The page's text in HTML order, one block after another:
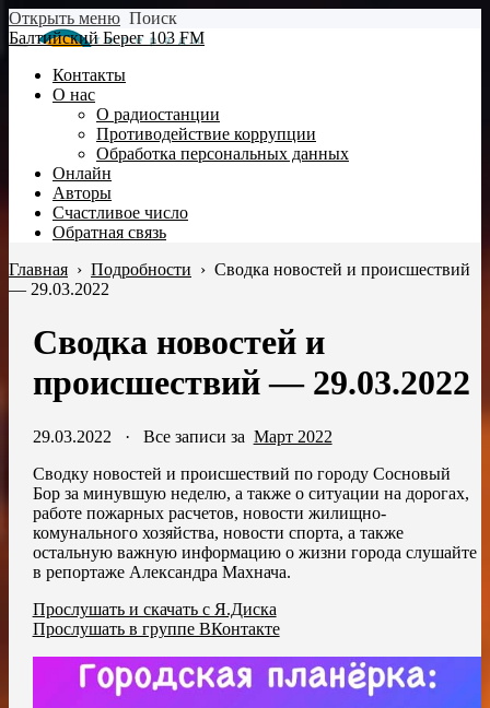
Открыть меню Поиск
Балтийский Берег 103 FM
Контакты
О нас
О радиостанции
Противодействие коррупции
Обработка персональных данных
Онлайн
Авторы
Счастливое число
Обратная связь
Главная › Подробности › Сводка новостей и происшествий
— 29.03.2022
Сводка новостей и
происшествий — 29.03.2022
29.03.2022 · Все записи за Март 2022
Сводку новостей и происшествий по городу Сосновый
Бор за минувшую неделю, а также о ситуации на дорогах,
работе пожарных расчетов, новости жилищно-
комунального хозяйства, новости спорта, а также
остальную важную информацию о жизни города слушайте
в репортаже Александра Махнача.
Прослушать и скачать с Я.Диска
Прослушать в группе ВКонтакте